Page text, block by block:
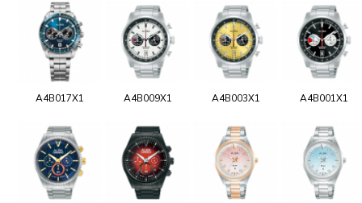
A4B017X1 A4B009X1 A4B003X1 A4B001X1